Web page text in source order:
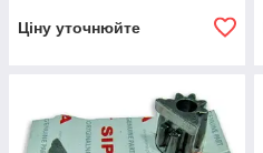
Ціну уточнюйте